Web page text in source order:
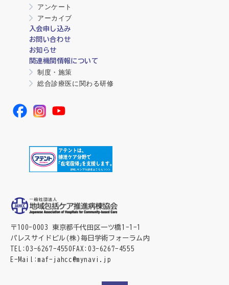
アンケート
アーカイブ
入会申し込み
お問い合わせ
お知らせ
関連機関情報について
制度・施策
総合診療医に関わる研修
〒100-0003 東京都千代田区一ツ橋1-1-1
パレスサイドビル(株)毎日学術フォーラム内
TEL
03-6267-4550 FAX
03-6267-4555
E-Mail
maf-jahcc@mynavi.jp